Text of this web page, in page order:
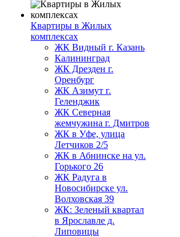
Квартиры в Жилых
комплексах
ЖК Видный г. Казань
Калининград
ЖК Дрезден г.
Оренбург
ЖК Азимут г.
Геленджик
ЖК Северная
жемчужина г. Дмитров
ЖК в Уфе, улица
Летчиков 2/5
ЖК в Абнинске на ул.
Горького 26
ЖК Радуга в
Новосибирске ул.
Волховская 39
ЖК: Зеленый квартал
в Ярославле д.
Липовицы